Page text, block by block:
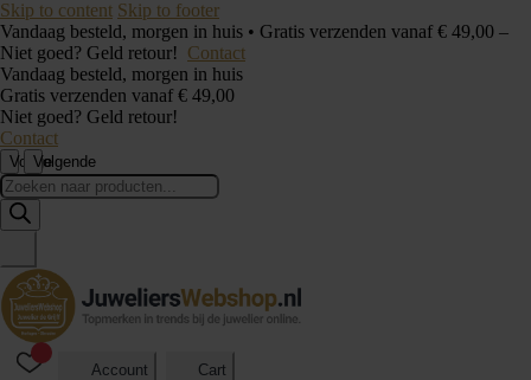
Skip to content Skip to footer
Vandaag besteld, morgen in huis • Gratis verzenden vanaf € 49,00 –
Niet goed? Geld retour! Contact
Vandaag besteld, morgen in huis
Gratis verzenden vanaf € 49,00
Niet goed? Geld retour!
Contact
VorigeVolgende
Producten
zoeken
Account Cart